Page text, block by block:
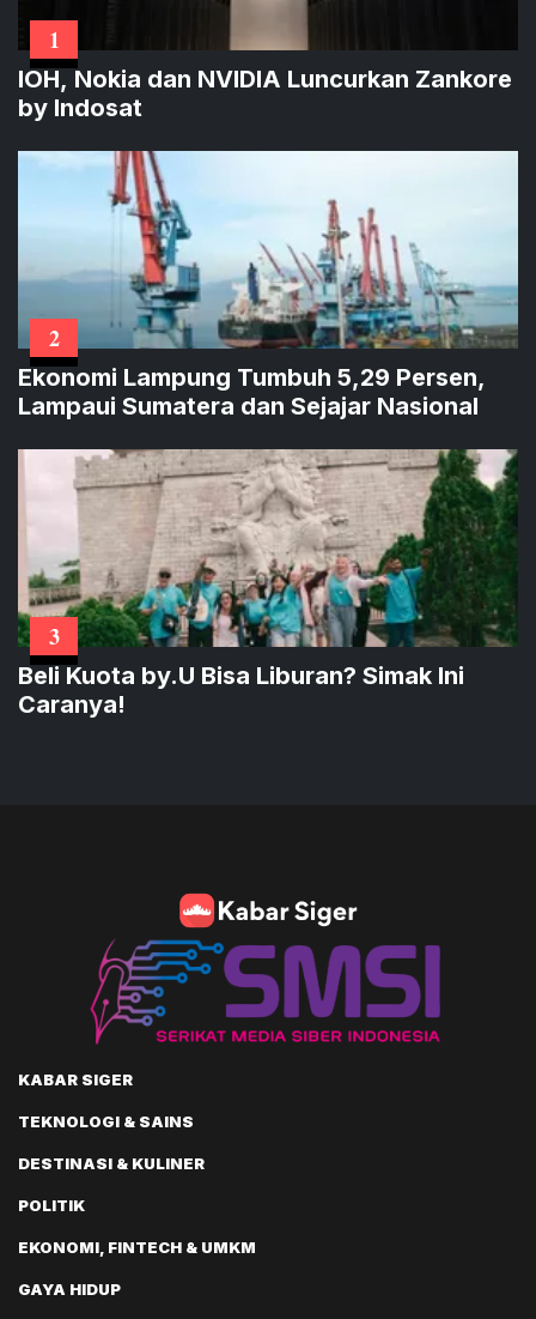
1
IOH, Nokia dan NVIDIA Luncurkan Zankore
by Indosat
2
Ekonomi Lampung Tumbuh 5,29 Persen,
Lampaui Sumatera dan Sejajar Nasional
3
Beli Kuota by.U Bisa Liburan? Simak Ini
Caranya!
KABAR SIGER
TEKNOLOGI & SAINS
DESTINASI & KULINER
POLITIK
EKONOMI, FINTECH & UMKM
GAYA HIDUP